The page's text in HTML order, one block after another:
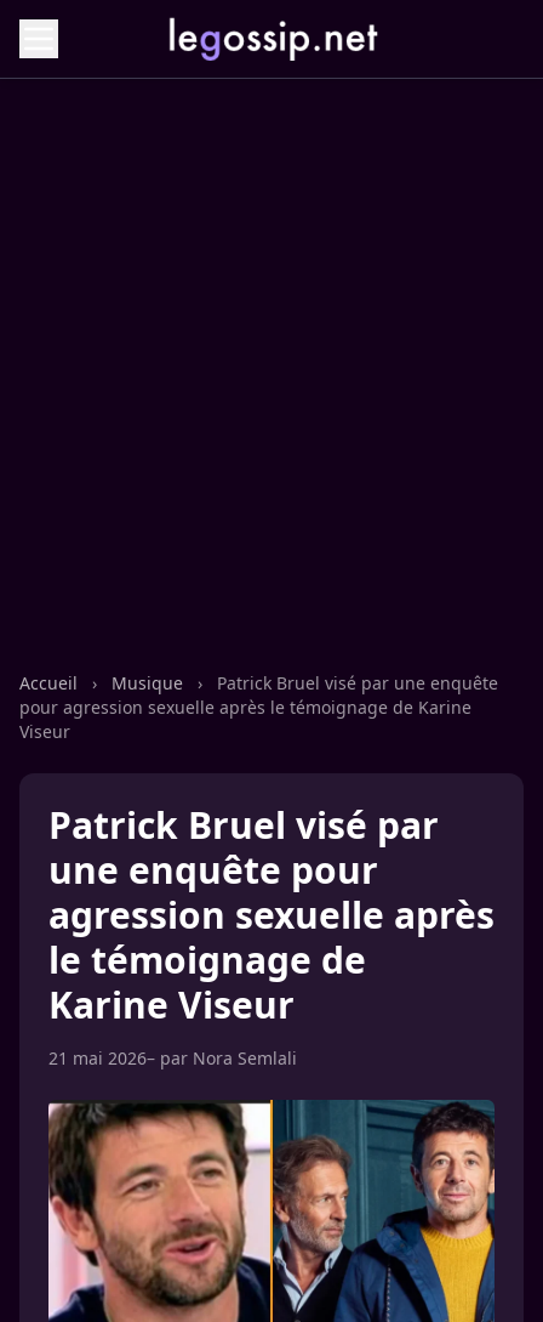
Accueil › Musique ›
Patrick Bruel visé par une enquête
pour agression sexuelle après le témoignage de Karine
Viseur
Patrick Bruel visé par
une enquête pour
agression sexuelle après
le témoignage de
Karine Viseur
21 mai 2026– par Nora Semlali